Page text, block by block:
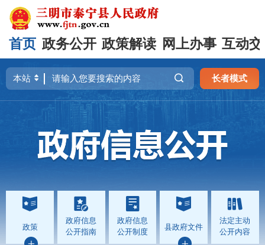
首页 政务公开 政策解读 网上办事 互动
长者模式
政策
政府信息
公开指南
政府信息
公开制度
县政府文件
法定主动
公开内容